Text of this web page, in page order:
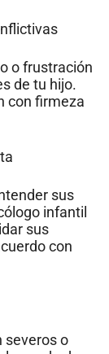
o frustración
de tu hijo.
con firmeza
sus
infantil
sus
con
severos o